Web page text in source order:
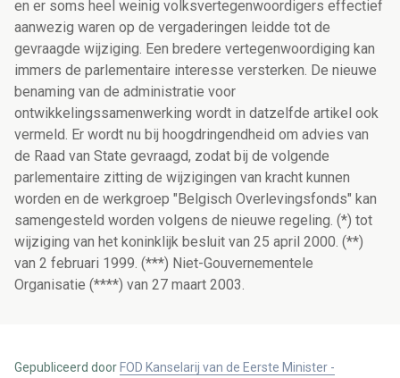
en er soms heel weinig volksvertegenwoordigers effectief
aanwezig waren op de vergaderingen leidde tot de
gevraagde wijziging. Een bredere vertegenwoordiging kan
immers de parlementaire interesse versterken. De nieuwe
benaming van de administratie voor
ontwikkelingssamenwerking wordt in datzelfde artikel ook
vermeld. Er wordt nu bij hoogdringendheid om advies van
de Raad van State gevraagd, zodat bij de volgende
parlementaire zitting de wijzigingen van kracht kunnen
worden en de werkgroep "Belgisch Overlevingsfonds" kan
samengesteld worden volgens de nieuwe regeling. (*) tot
wijziging van het koninklijk besluit van 25 april 2000. (**)
van 2 februari 1999. (***) Niet-Gouvernementele
Organisatie (****) van 27 maart 2003.
Gepubliceerd door FOD Kanselarij van de Eerste Minister -